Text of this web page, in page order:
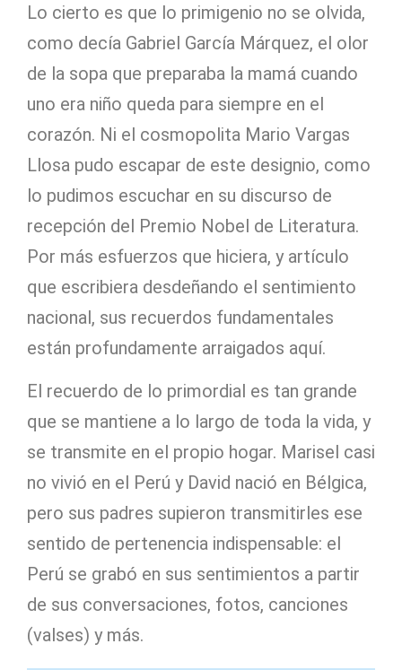
Lo cierto es que lo primigenio no se olvida,
como decía Gabriel García Márquez, el olor
de la sopa que preparaba la mamá cuando
uno era niño queda para siempre en el
corazón. Ni el cosmopolita Mario Vargas
Llosa pudo escapar de este designio, como
lo pudimos escuchar en su discurso de
recepción del Premio Nobel de Literatura.
Por más esfuerzos que hiciera, y artículo
que escribiera desdeñando el sentimiento
nacional, sus recuerdos fundamentales
están profundamente arraigados aquí.
El recuerdo de lo primordial es tan grande
que se mantiene a lo largo de toda la vida, y
se transmite en el propio hogar. Marisel casi
no vivió en el Perú y David nació en Bélgica,
pero sus padres supieron transmitirles ese
sentido de pertenencia indispensable: el
Perú se grabó en sus sentimientos a partir
de sus conversaciones, fotos, canciones
(valses) y más.